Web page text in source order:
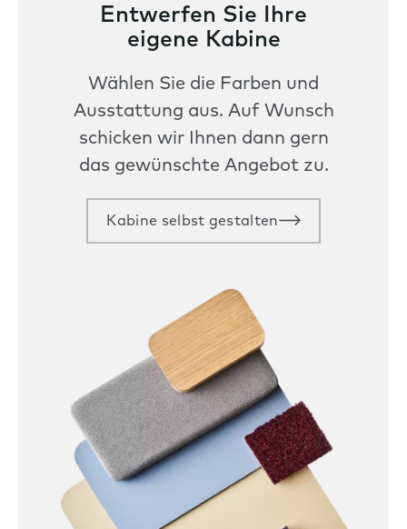
Entwerfen Sie Ihre
eigene Kabine
Wählen Sie die Farben und
Ausstattung aus. Auf Wunsch
schicken wir Ihnen dann gern
das gewünschte Angebot zu.
Kabine selbst gestalten